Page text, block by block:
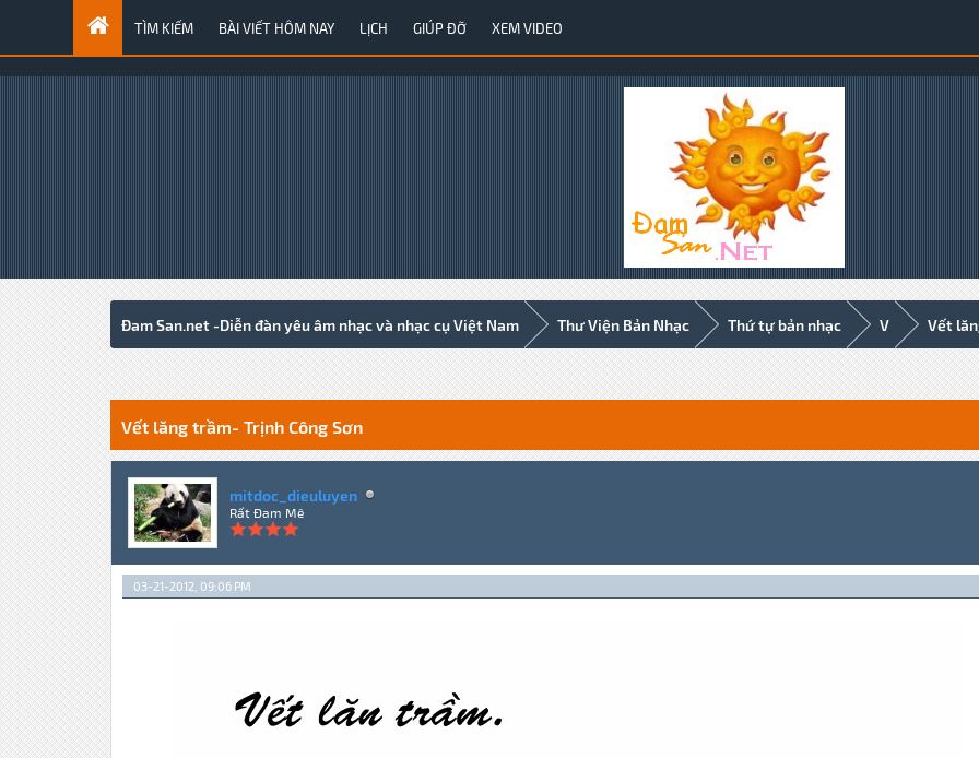
TÌM KIẾM BÀI VIẾT HÔM NAY LỊCH GIÚP ĐỠ XEM VIDEO
Đam San.net -Diễn đàn yêu âm nhạc và nhạc cụ Việt Nam Thư Viện Bản Nhạc Thứ tự bản nhạc V Vết
0 Votes - 0 Average
1
2
3
4
5
Vết lăng trầm- Trịnh Công Sơn
mitdoc_dieuluyen
Rất Đam Mê
03-21-2012, 09:06 PM